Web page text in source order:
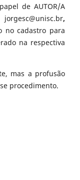
de AUTOR/A
,
no cadastro para
na respectiva
mas a profusão
procedimento.